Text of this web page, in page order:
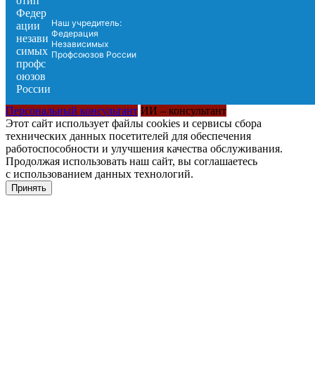
Наш учредитель:
Федерация
Независимых
Профсоюзов России
Персональный консультант ИИ – консультант
Этот сайт использует файлы cookies и сервисы сбора
технических данных посетителей для обеспечения
работоспособности и улучшения качества обслуживания.
Продолжая использовать наш сайт, вы соглашаетесь
с использованием данных технологий.
Принять